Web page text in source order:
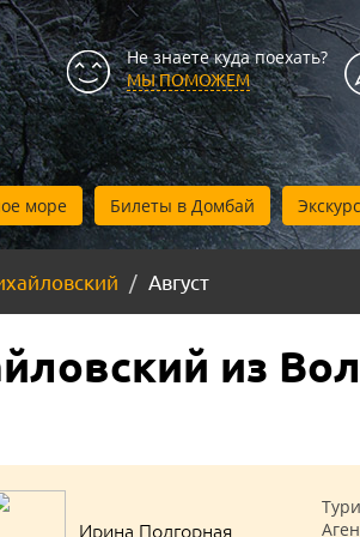
Не знаете куда поехать?
МЫ ПОМОЖЕМ
море Билеты в Домбай
Август
из
Ирина Подгорная